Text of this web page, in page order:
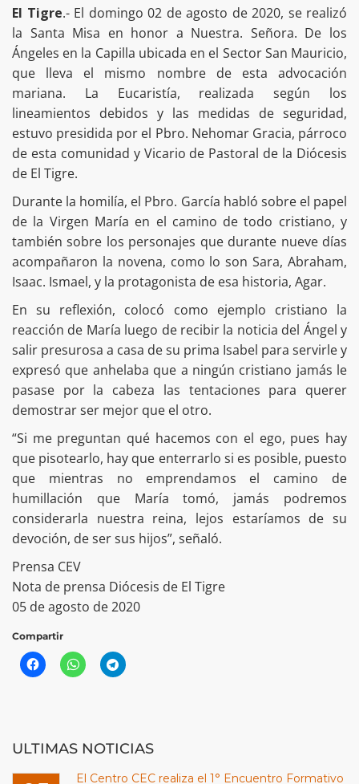
El Tigre.- El domingo 02 de agosto de 2020, se realizó
la Santa Misa en honor a Nuestra. Señora. De los
Ángeles en la Capilla ubicada en el Sector San Mauricio,
que lleva el mismo nombre de esta advocación
mariana. La Eucaristía, realizada según los
lineamientos debidos y las medidas de seguridad,
estuvo presidida por el Pbro. Nehomar Gracia, párroco
de esta comunidad y Vicario de Pastoral de la Diócesis
de El Tigre.
Durante la homilía, el Pbro. García habló sobre el papel
de la Virgen María en el camino de todo cristiano, y
también sobre los personajes que durante nueve días
acompañaron la novena, como lo son Sara, Abraham,
Isaac. Ismael, y la protagonista de esa historia, Agar.
En su reflexión, colocó como ejemplo cristiano la
reacción de María luego de recibir la noticia del Ángel y
salir presurosa a casa de su prima Isabel para servirle y
expresó que anhelaba que a ningún cristiano jamás le
pasase por la cabeza las tentaciones para querer
demostrar ser mejor que el otro.
“Si me preguntan qué hacemos con el ego, pues hay
que pisotearlo, hay que enterrarlo si es posible, puesto
que mientras no emprendamos el camino de
humillación que María tomó, jamás podremos
considerarla nuestra reina, lejos estaríamos de su
devoción, de ser sus hijos”, señaló.
Prensa CEV
Nota de prensa Diócesis de El Tigre
05 de agosto de 2020
Compartir
ULTIMAS NOTICIAS
El Centro CEC realiza el 1° Encuentro Formativo